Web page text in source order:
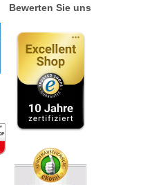
Bewerten Sie uns